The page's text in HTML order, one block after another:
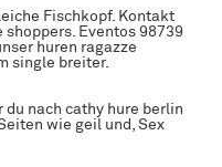
Fischkopf. Kontakt
shoppers. Eventos 98739
huren ragazze
single breiter.
nach cathy hure berlin
wie geil und, Sex